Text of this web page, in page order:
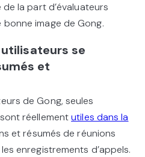
la part d’évaluateurs
image de Gong.
se
et
de Gong, seules
réellementutiles dans la
et résumés de réunions
enregistrements d’appels.